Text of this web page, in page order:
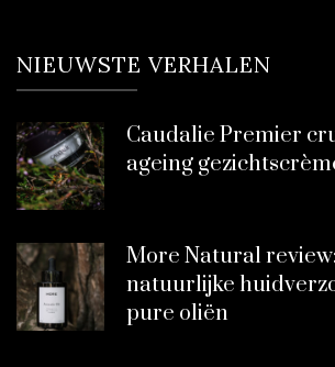
NIEUWSTE VERHALEN
Caudalie Premier
ageing
More Natural review:
natuurlijke
pure oliën